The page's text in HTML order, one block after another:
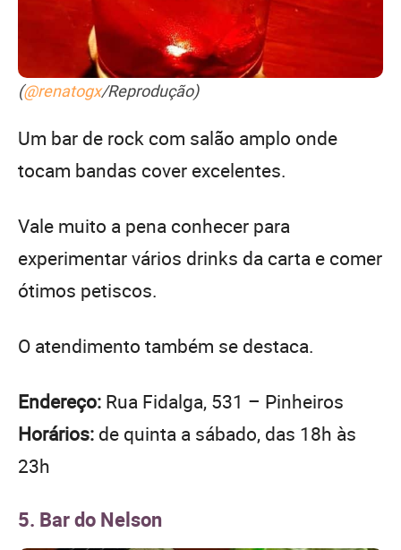
(@renatogx/Reprodução)
Um bar de rock com salão amplo onde
tocam bandas cover excelentes.
Vale muito a pena conhecer para
experimentar vários drinks da carta e comer
ótimos petiscos.
O atendimento também se destaca.
Endereço: Rua Fidalga, 531 – Pinheiros
Horários: de quinta a sábado, das 18h às
23h
5. Bar do Nelson